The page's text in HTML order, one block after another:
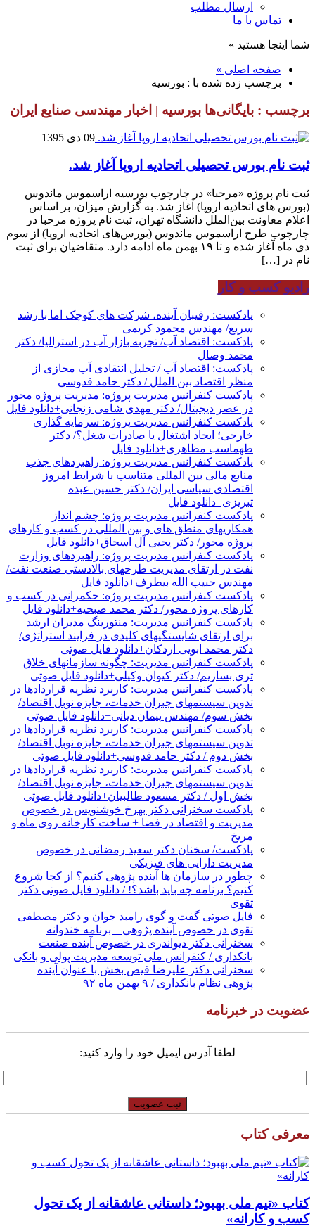
ارسال مطلب
تماس با ما
شما اینجا هستید »
صفحه اصلی »
برچسب زده شده با : بورسیه
برچسب : بایگانی‌ها بورسیه | اخبار مهندسی صنایع ایران
09 دی 1395
ثبت نام بورس تحصیلی اتحادیه اروپا آغاز شد.
ثبت نام پروژه «مرحبا» در چارچوب بورسیه اراسموس ماندوس
(بورس‌ های اتحادیه اروپا) آغاز شد. به گزارش میزان، بر اساس
اعلام معاونت بین‌الملل دانشگاه تهران، ثبت نام پروژه مرحبا در
چارچوب طرح اراسموس ماندوس (بورس‌های اتحادیه اروپا) از سوم
دی ماه آغاز شده و تا ۱۹ بهمن ماه ادامه دارد. متقاضیان برای ثبت
نام در […]
رادیو کسب و کار
پادکست: رقیبان آینده، شرکت های کوچک اما با رشد
سریع/ مهندس محمود کریمی
پادکست: اقتصاد آب/ تجربه بازار آب در استرالیا/ دکتر
محمد وصال
پادکست: اقتصاد آب / تحلیل انتقادی آب مجازی از
منظر اقتصاد بین الملل / دکتر حامد قدوسی
پادکست کنفرانس مدیریت پروژه: مدیریت پروژه محور
در عصر دیجیتال/ دکتر مهدی شامی زنجانی+دانلود فایل
پادکست کنفرانس مدیریت پروژه: سرمایه گذاری
خارجی؛ ایجاد اشتغال یا صادرات شغل؟/ دکتر
طهماسب مظاهری+دانلود فایل
پادکست کنفرانس مدیریت پروژه: راهبردهای جذب
منابع مالی بین المللی متناسب با شرایط امروز
اقتصادی سیاسی ایران/ دکتر حسین عبده
تبریزی+دانلود فایل
پادکست کنفرانس مدیریت پروژه: چشم انداز
همکاریهای منطق های و بین المللی در کسب و کارهای
پروژه محور/ دکتر یحیی آل اسحاق+دانلود فایل
پادکست کنفرانس مدیریت پروژه: راهبردهای وزارت
نفت در ارتقای مدیریت طرحهای بالادستی صنعت نفت/
مهندس حبیب الله بیطرف+دانلود فایل
پادکست کنفرانس مدیریت پروژه: حکمرانی در کسب و
کارهای پروژه محور/ دکتر محمد صبحیه+دانلود فایل
پادکست کنفرانس مدیریت: منتورینگ مدیران ارشد
برای ارتقای شایستگیهای کلیدی در فرایند استراتژی/
دکتر محمد ابویی اردکان+دانلود فایل صوتی
پادکست کنفرانس مدیریت: چگونه سازمانهای خلاق
تری بسازیم/ دکتر کیوان وکیلی+دانلود فایل صوتی
پادکست کنفرانس مدیریت: کاربرد نظریه قراردادها در
تدوین سیستمهای جبران خدمات، جایزه نوبل اقتصاد/
بخش سوم/ مهندس پیمان دیانی+دانلود فایل صوتی
پادکست کنفرانس مدیریت: کاربرد نظریه قراردادها در
تدوین سیستمهای جبران خدمات، جایزه نوبل اقتصاد/
بخش دوم / دکتر حامد قدوسی+دانلود فایل صوتی
پادکست کنفرانس مدیریت: کاربرد نظریه قراردادها در
تدوین سیستمهای جبران خدمات، جایزه نوبل اقتصاد/
بخش اول / دکتر مسعود طالبیان+دانلود فایل صوتی
پادکست سخنرانی دکتر بهرخ خوشنویس در خصوص
مدیریت و اقتصاد در فضا + ساخت کارخانه روی ماه و
مریخ
پادکست/ سخنان دکتر سعید رمضانی در خصوص
مدیریت دارایی های فیزیکی
چطور در سازمان ها آینده پژوهی کنیم؟ از کجا شروع
کنیم؟ برنامه چه باید باشد؟! / دانلود فایل صوتی دکتر
تقوی
فایل صوتی گفت و گوی رامبد جوان و دکتر مصطفی
تقوی در خصوص آینده پژوهی – برنامه خندوانه
سخنرانی دکتر دیواندری در خصوص آینده صنعت
بانکداری / کنفرانس ملی توسعه مدیریت پولی و بانکی
سخنرانی دکتر علیرضا فیض بخش با عنوان آینده
پژوهی نظام بانکداری / ۹ بهمن ماه ۹۲
عضویت در خبرنامه
لطفا آدرس ایمیل خود را وارد کنید:
معرفی کتاب
کتاب «تیم ملی بهبود؛ داستانی عاشقانه از یک تحول
کسب و کارانه»